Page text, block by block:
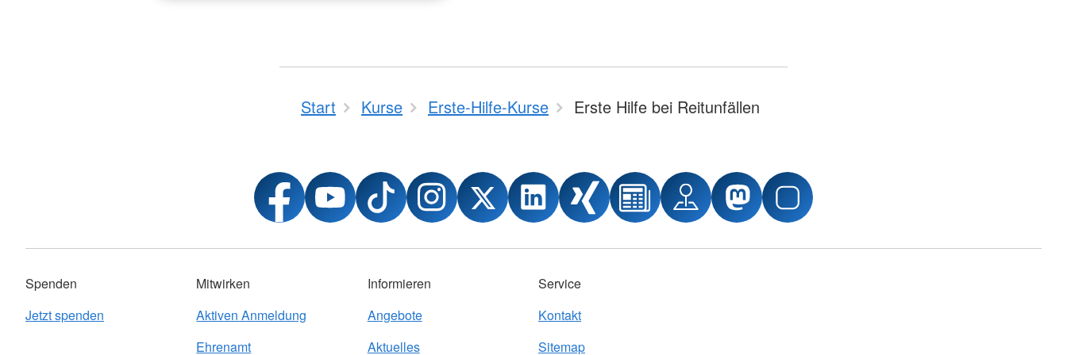
Start Kurse Erste-Hilfe-Kurse Erste Hilfe bei Reitunfällen
Spenden
Jetzt spenden
Mitwirken
Aktiven Anmeldung
Ehrenamt
Informieren
Angebote
Aktuelles
Service
Kontakt
Sitemap